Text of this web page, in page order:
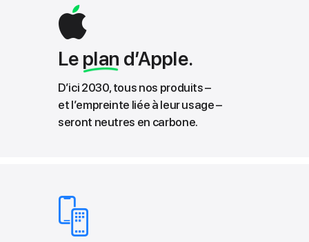
Le plan d’Apple.
D’ici 2030, tous nos produits –
et l’empreinte liée à leur usage –
seront neutres en carbone.